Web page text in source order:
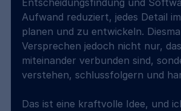
Aufwand reduziert, jedes Detail
planen und zu entwickeln.
Versprechen jedoch nicht nur,
miteinander verbunden sind,
verstehen, schlussfolgern und
Das ist eine kraftvolle Idee, und